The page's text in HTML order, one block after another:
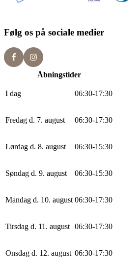
Følg os på sociale medier
Åbningstider
I dag 06:30-17:30
Fredag d. 7. august 06:30-17:30
Lørdag d. 8. august 06:30-15:30
Søndag d. 9. august 06:30-15:30
Mandag d. 10. august 06:30-17:30
Tirsdag d. 11. august 06:30-17:30
Onsdag d. 12. august 06:30-17:30